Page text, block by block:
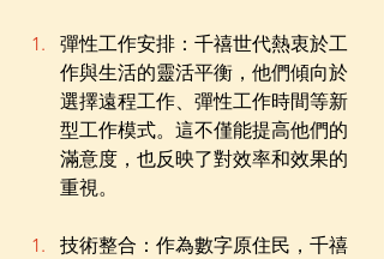
彈性工作安排：千禧世代熱衷於工
作與生活的靈活平衡，他們傾向於
選擇遠程工作、彈性工作時間等新
型工作模式。這不僅能提高他們的
滿意度，也反映了對效率和效果的
重視。
技術整合：作為數字原住民，千禧